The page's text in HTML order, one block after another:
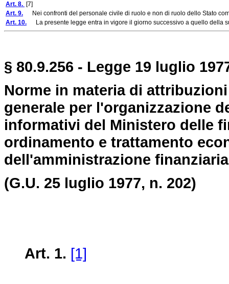
Art. 8. [7]
Art. 9. Nei confronti del personale civile di ruolo e non di ruolo dello Stato
Art. 10. La presente legge entra in vigore il giorno successivo a quello della
§ 80.9.256 - Legge 19 luglio
Norme in materia di
generale per l'organizzazione
informativi del Ministero delle
ordinamento e trattamento
dell'amministrazione
(G.U. 25 luglio 1977, n. 202)
Art. 1. [1]